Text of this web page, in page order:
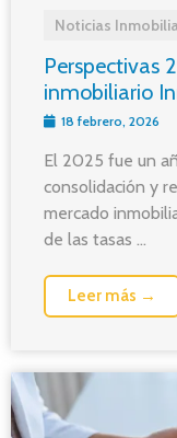
Noticias
Perspectivas
inmobiliario
18 febrero, 2026
El 2025 fue un
consolidación y
mercado
de las tasas ...
Leer más →